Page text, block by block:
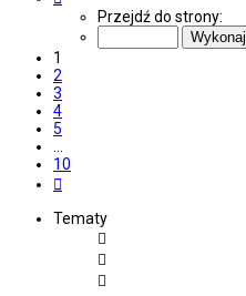
Przejdź do strony:
1
2
3
4
5
…
10
Tematy